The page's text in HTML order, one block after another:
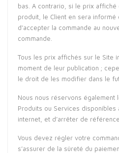
bas. A contrario, si le prix
produit, le Client en sera
d’accepter la commande au
commande.
Tous les prix affichés sur le Site
moment de leur publication ;
le droit de les modifier dans le
Nous nous réservons
Produits ou Services disponibles
internet, et d’arrêter de
Vous devez régler votre
s’assurer de la sûreté du